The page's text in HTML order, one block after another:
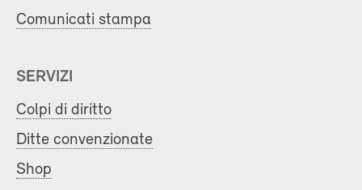
Comunicati stampa
SERVIZI
Colpi di diritto
Ditte convenzionate
Shop